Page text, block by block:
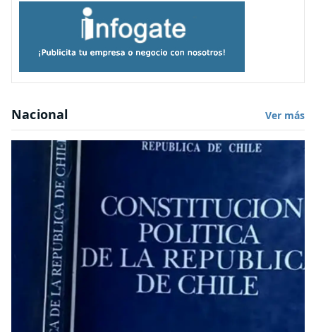
Nacional Ver más